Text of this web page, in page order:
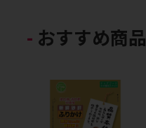
おすすめ商品